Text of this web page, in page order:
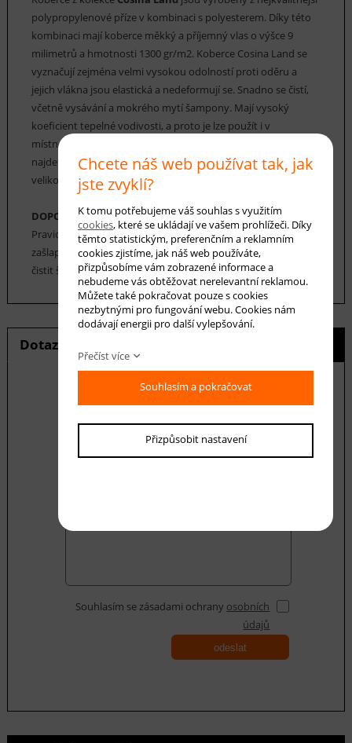
polypropylenové příze v kombinaci s polyesterem. Díky této
kombinaci mají koberce měkký a příjemný vlas o výšce 9
milimetrů a hmotnosti 1300 gr/m2. Koberce Cosina Land se
vyznačují zejména velmi vysokou odolností proti oděru a
jejich vlákna jsou elastická a nedeformují se. Snadno se čistí,
včetně vysávání a mokrého mytí šampony. Mají vysoký
koeficient tepelné vodivosti, a proto je lze použít i v
místnostech s podlahovým vytápěním. V této kolekci koberců
najdete širokou škálu moderních i tradičních vzorů v různých
velikostech, barevných odstínech a kombinacích.
DOPORUČENÁ ÚDRŽBA:
Pravidelné vysávání nečistot z koberce, aby se zabránilo jejich
zašlapání do koberce. Cca jednou za 12-18 měsíců je možné
čistit šamponováním nebo parním čištěním.
Dotaz na produkt
E-mail *
Souhlasím se zásadami ochrany osobních
údajů
odeslat
Chcete náš web používat tak, jak
jste zvyklí?
K tomu potřebujeme váš souhlas s využitím
cookies, které se ukládají ve vašem prohlížeči. Díky
těmto statistickým, preferenčním a reklamním
cookies zjistíme, jak náš web používáte,
přizpůsobíme vám zobrazené informace a
nebudeme vás obtěžovat nerelevantní reklamou.
Můžete také pokračovat pouze s cookies
nezbytnými pro fungování webu. Cookies nám
dodávají energii pro další vylepšování.
Přečíst více
Souhlasím a pokračovat
Přizpůsobit nastavení